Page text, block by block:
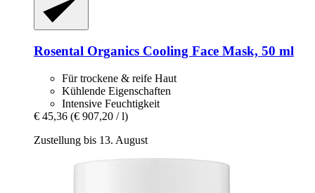
Rosental Organics Cooling Face Mask, 50 ml
Für trockene & reife Haut
Kühlende Eigenschaften
Intensive Feuchtigkeit
€ 45,36 (€ 907,20 / l)
Zustellung bis 13. August